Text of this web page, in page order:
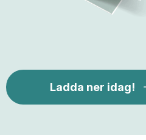
Ladda ner idag!